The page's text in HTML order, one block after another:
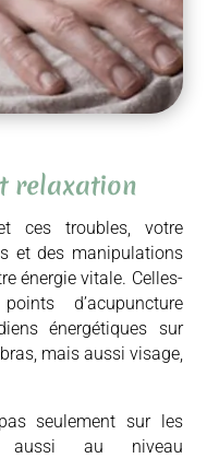
relaxation
ces troubles, votre
et des manipulations
énergie vitale. Celles-
d’acupuncture
énergétiques sur
mais aussi visage,
seulement sur les
aussi au niveau